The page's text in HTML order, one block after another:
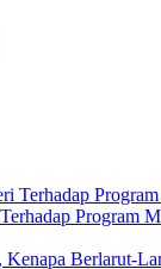
Program